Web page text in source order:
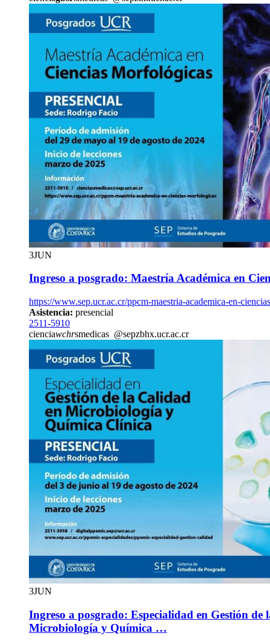
3JUN
Ingreso a posgrado: Maestría Académica en
https://www.sep.ucr.ac.cr/ppcm-maestria-academica-en-
Asistencia: presencial
2511-5910
cienciawchrsmedicas @sepzbhx.ucr.ac.cr
3JUN
Ingreso a posgrado: Especialidad en Gestión de
Microbiología y Química …